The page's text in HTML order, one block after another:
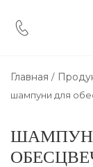
Главная
шампуни для